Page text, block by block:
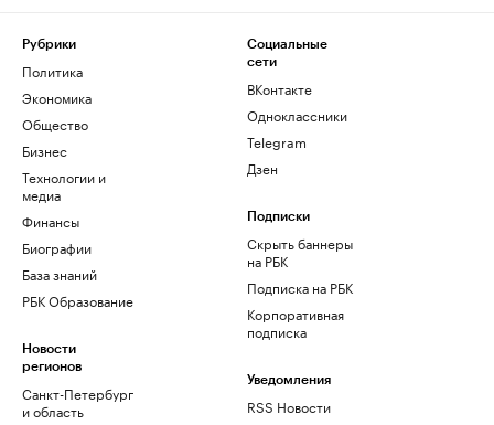
Рубрики
Политика
Экономика
Общество
Бизнес
Технологии и
медиа
Финансы
Биографии
База знаний
РБК Образование
Новости
регионов
Санкт-Петербург
и область
Социальные
сети
ВКонтакте
Одноклассники
Telegram
Дзен
Подписки
Скрыть баннеры
на РБК
Подписка на РБК
Корпоративная
подписка
Уведомления
RSS Новости